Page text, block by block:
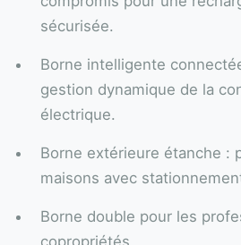
sécurisée.
Borne intelligente
gestion dynamique de la
électrique.
Borne extérieure étanche :
maisons avec
Borne double pour les
copropriétés.